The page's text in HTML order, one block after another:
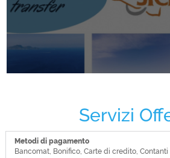
Servizi
Metodi di pagamento
Bancomat, Bonifico, Carte di credito, Contanti